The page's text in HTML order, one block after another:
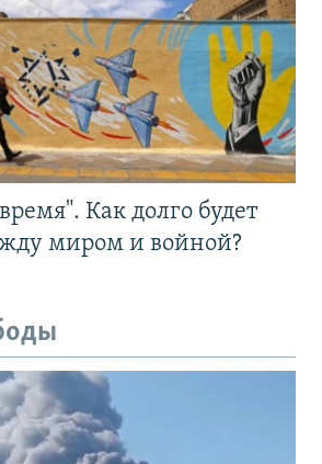
Как долго будет
миром и войной?